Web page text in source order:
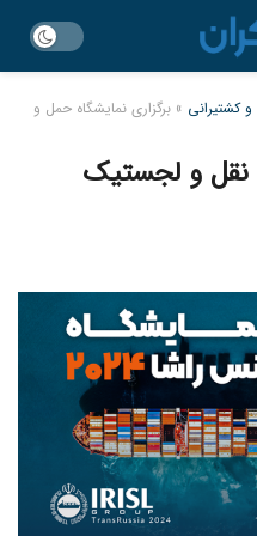
کشتیرانی » برگزاری نمایشگاه حمل و
نقل و لجستیک